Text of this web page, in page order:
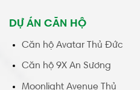
DỰ ÁN CĂN HỘ
Căn hộ Avatar Thủ Đức
Căn hộ 9X An Sương
Moonlight Avenue Thủ